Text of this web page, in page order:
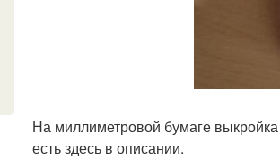
На миллиметровой бумаге
есть здесь в описании.